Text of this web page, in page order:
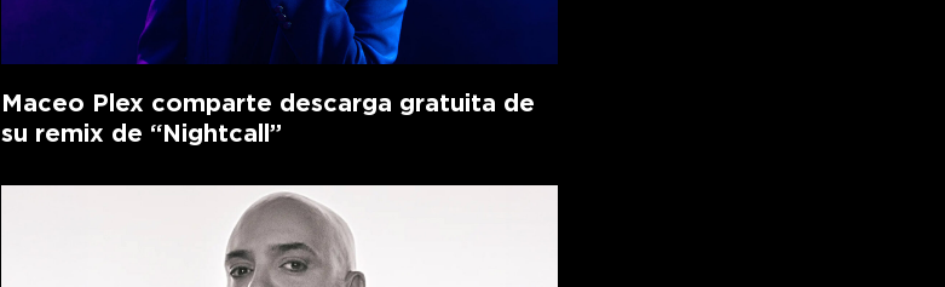
Maceo Plex comparte descarga gratuita de
su remix de “Nightcall”